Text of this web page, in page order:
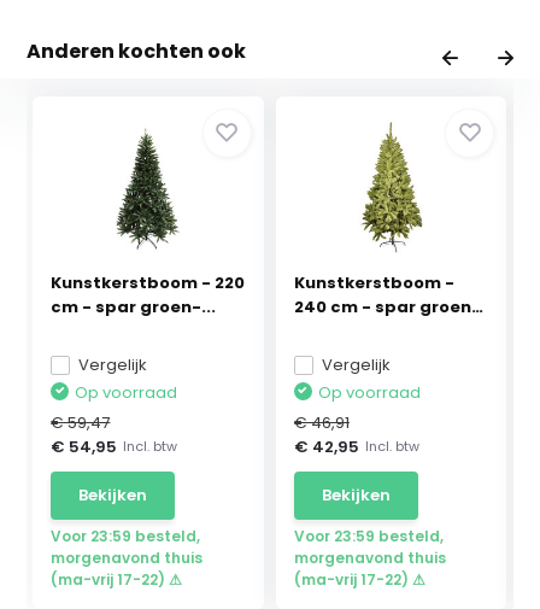
Anderen kochten ook
Kunstkerstboom - 220
cm - spar groen-...
Vergelijk
Op voorraad
€ 59,47
€ 54,95 Incl. btw
Bekijken
Voor 23:59 besteld,
morgenavond thuis
(ma-vrij 17-22) ⚠
Kunstkerstboom -
240 cm - spar groen
Vergelijk
Op voorraad
€ 46,91
€ 42,95 Incl. btw
Bekijken
Voor 23:59 besteld,
morgenavond thuis
(ma-vrij 17-22) ⚠